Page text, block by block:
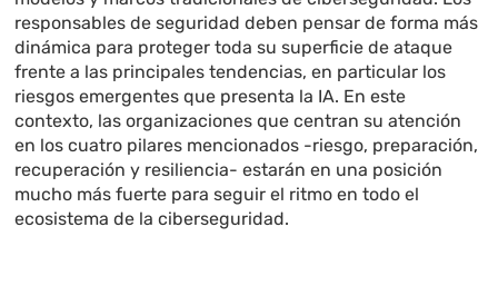
responsables de seguridad deben pensar de forma más
dinámica para proteger toda su superficie de ataque
frente a las principales tendencias, en particular los
riesgos emergentes que presenta la IA. En este
contexto, las organizaciones que centran su atención
en los cuatro pilares mencionados -riesgo, preparación,
recuperación y resiliencia- estarán en una posición
mucho más fuerte para seguir el ritmo en todo el
ecosistema de la ciberseguridad.